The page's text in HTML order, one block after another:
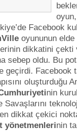
Facebook
oyununun
dikkatini
sebep oldu. Bu
geçirdi. Facebook
oluşturduğu
nin
dikkat çekici
yönetmenlerinin